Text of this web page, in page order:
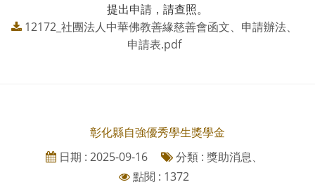
提出申請，請查照。
12172_社團法人中華佛教善緣慈善會函文、申請辦法、
申請表.pdf
彰化縣自強優秀學生獎學金
日期 : 2025-09-16
分類 : 獎助消息、
點閱 : 1372